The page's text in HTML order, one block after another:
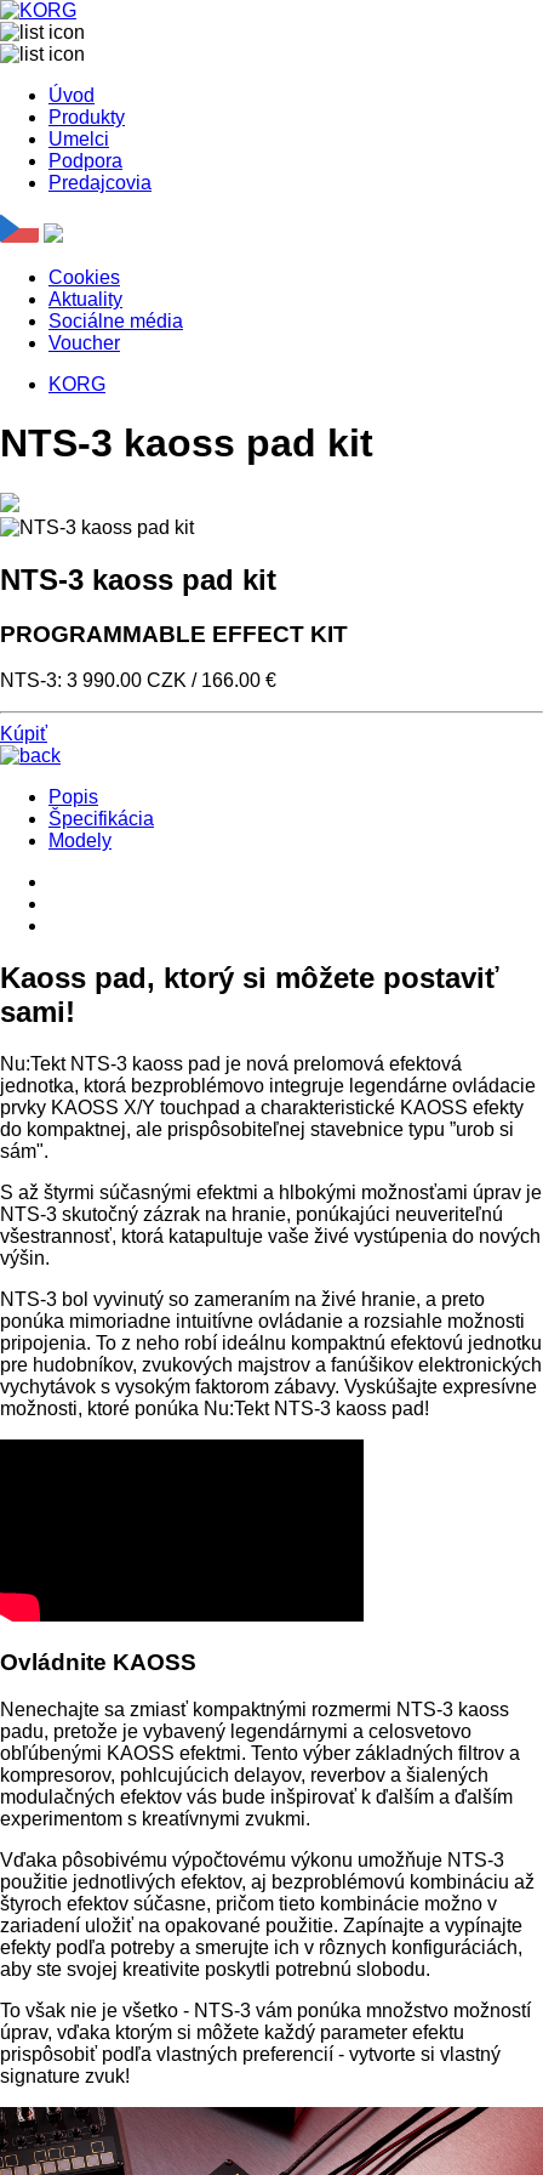
Úvod
Produkty
Umelci
Podpora
Predajcovia
Cookies
Aktuality
Sociálne média
Voucher
KORG
NTS-3 kaoss pad kit
NTS-3 kaoss pad kit
PROGRAMMABLE EFFECT KIT
NTS-3: 3 990.00 CZK / 166.00 €
Kúpiť
Popis
Špecifikácia
Modely
Kaoss pad, ktorý si môžete postaviť
sami!
Nu:Tekt NTS-3 kaoss pad je nová prelomová efektová
jednotka, ktorá bezproblémovo integruje legendárne ovládacie
prvky KAOSS X/Y touchpad a charakteristické KAOSS efekty
do kompaktnej, ale prispôsobiteľnej stavebnice typu ”urob si
sám".
S až štyrmi súčasnými efektmi a hlbokými možnosťami úprav je
NTS-3 skutočný zázrak na hranie, ponúkajúci neuveriteľnú
všestrannosť, ktorá katapultuje vaše živé vystúpenia do nových
výšin.
NTS-3 bol vyvinutý so zameraním na živé hranie, a preto
ponúka mimoriadne intuitívne ovládanie a rozsiahle možnosti
pripojenia. To z neho robí ideálnu kompaktnú efektovú jednotku
pre hudobníkov, zvukových majstrov a fanúšikov elektronických
vychytávok s vysokým faktorom zábavy. Vyskúšajte expresívne
možnosti, ktoré ponúka Nu:Tekt NTS-3 kaoss pad!
Ovládnite KAOSS
Nenechajte sa zmiasť kompaktnými rozmermi NTS-3 kaoss
padu, pretože je vybavený legendárnymi a celosvetovo
obľúbenými KAOSS efektmi. Tento výber základných filtrov a
kompresorov, pohlcujúcich delayov, reverbov a šialených
modulačných efektov vás bude inšpirovať k ďalším a ďalším
experimentom s kreatívnymi zvukmi.
Vďaka pôsobivému výpočtovému výkonu umožňuje NTS-3
použitie jednotlivých efektov, aj bezproblémovú kombináciu až
štyroch efektov súčasne, pričom tieto kombinácie možno v
zariadení uložiť na opakované použitie. Zapínajte a vypínajte
efekty podľa potreby a smerujte ich v rôznych konfiguráciách,
aby ste svojej kreativite poskytli potrebnú slobodu.
To však nie je všetko - NTS-3 vám ponúka množstvo možností
úprav, vďaka ktorým si môžete každý parameter efektu
prispôsobiť podľa vlastných preferencií - vytvorte si vlastný
signature zvuk!